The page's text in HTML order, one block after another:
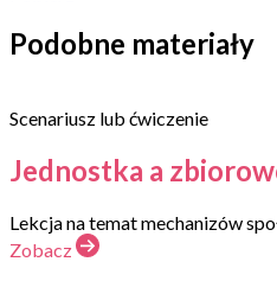
Podobne materiały
Scenariusz lub ćwiczenie
Jednostka a
Lekcja na temat mechanizów
Zobacz